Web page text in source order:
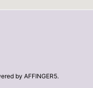
by AFFINGER5.